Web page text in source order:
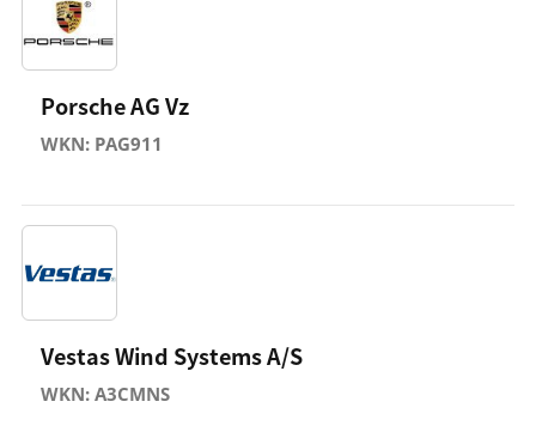
Porsche AG Vz
WKN: PAG911
Vestas Wind Systems A/S
WKN: A3CMNS